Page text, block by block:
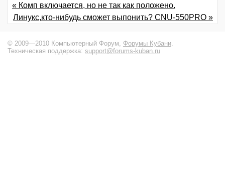
« Комп включается, но не так как положено.
Линукс,кто-нибудь сможет выпонить? CNU-550PRO »
© 2009—2010 Компьютерный Форум, Форумы Кубани.
Техническая поддержка: support@forums-kuban.ru